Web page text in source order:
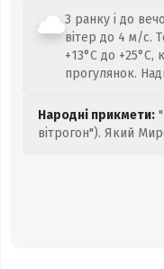
З ранку і до
вітер до 4 м/с.
+13°C до
прогулянок.
Народні прикмети:
вітрогон"). Який